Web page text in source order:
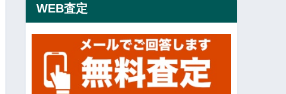
WEB査定